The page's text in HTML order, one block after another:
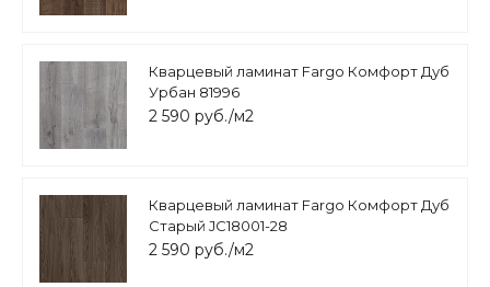
Кварцевый ламинат Fargo Комфорт Дуб
Урбан 81996
2 590 руб./м2
Кварцевый ламинат Fargo Комфорт Дуб
Старый JC18001-28
2 590 руб./м2